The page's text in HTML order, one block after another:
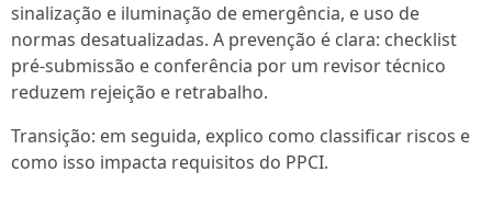
sinalização e iluminação de emergência, e uso de
normas desatualizadas. A prevenção é clara: checklist
pré‑submissão e conferência por um revisor técnico
reduzem rejeição e retrabalho.
Transição: em seguida, explico como classificar riscos e
como isso impacta requisitos do PPCI.